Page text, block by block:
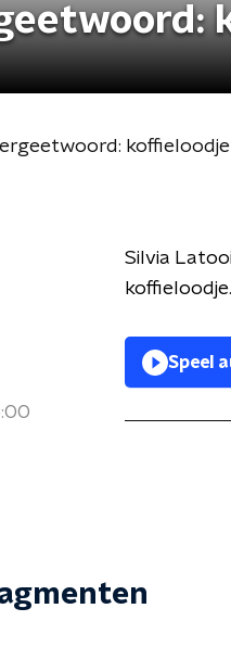
koffieloodje
Silvia
koffieloodje.
Speel